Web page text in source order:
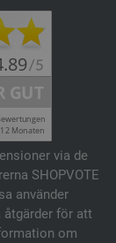
via de
SHOPVOTE
använder
för att
om